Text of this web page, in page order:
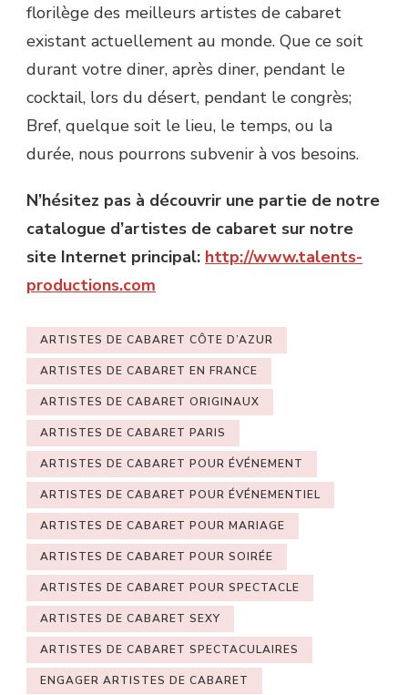
florilège des meilleurs artistes de cabaret
existant actuellement au monde. Que ce soit
durant votre diner, après diner, pendant le
cocktail, lors du désert, pendant le congrès;
Bref, quelque soit le lieu, le temps, ou la
durée, nous pourrons subvenir à vos besoins.
N’hésitez pas à découvrir une partie de notre
catalogue d’artistes de cabaret sur notre
site Internet principal: http://www.talents-
productions.com
ARTISTES DE CABARET CÔTE D’AZUR
ARTISTES DE CABARET EN FRANCE
ARTISTES DE CABARET ORIGINAUX
ARTISTES DE CABARET PARIS
ARTISTES DE CABARET POUR ÉVÉNEMENT
ARTISTES DE CABARET POUR ÉVÉNEMENTIEL
ARTISTES DE CABARET POUR MARIAGE
ARTISTES DE CABARET POUR SOIRÉE
ARTISTES DE CABARET POUR SPECTACLE
ARTISTES DE CABARET SEXY
ARTISTES DE CABARET SPECTACULAIRES
ENGAGER ARTISTES DE CABARET